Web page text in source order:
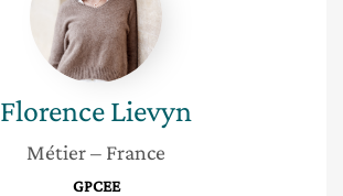
FlorenceLievyn
Métier– France
GPCEE